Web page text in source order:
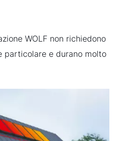
WOLF non richiedono
particolare e durano molto